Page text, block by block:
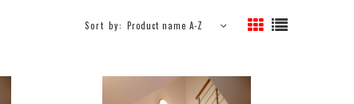
Sort by: Product name A-Z